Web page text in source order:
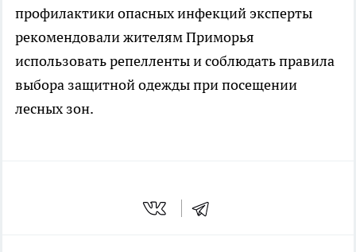
профилактики опасных инфекций эксперты
рекомендовали жителям Приморья
использовать репелленты и соблюдать правила
выбора защитной одежды при посещении
лесных зон.